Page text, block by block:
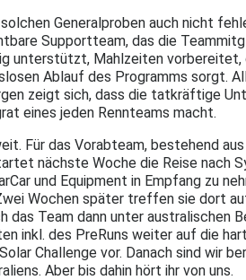
Generalproben auch nicht
Supportteam, das die
unterstützt, Mahlzeiten vorbereitet,
Ablauf des Programms sorgt.
zeigt sich, dass die tatkräftige
eines jeden Rennteams macht.
Für das Vorabteam, bestehend
nächste Woche die Reise nach
und Equipment in Empfang zu
Wochen später treffen sie dort
das Team dann unter australischen
inkl. des PreRuns weiter auf die
Challenge vor. Danach sind wir
Aber bis dahin hört ihr von uns.